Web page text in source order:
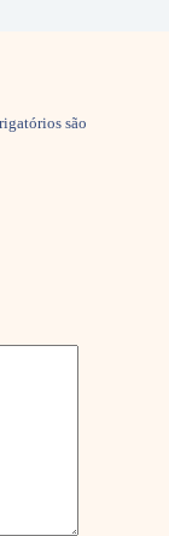
são